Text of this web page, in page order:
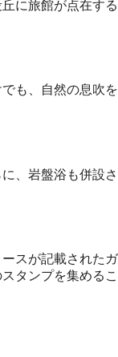
に旅館が点在す
も、自然の息吹
、岩盤浴も併設
スが記載された
タンプを集める